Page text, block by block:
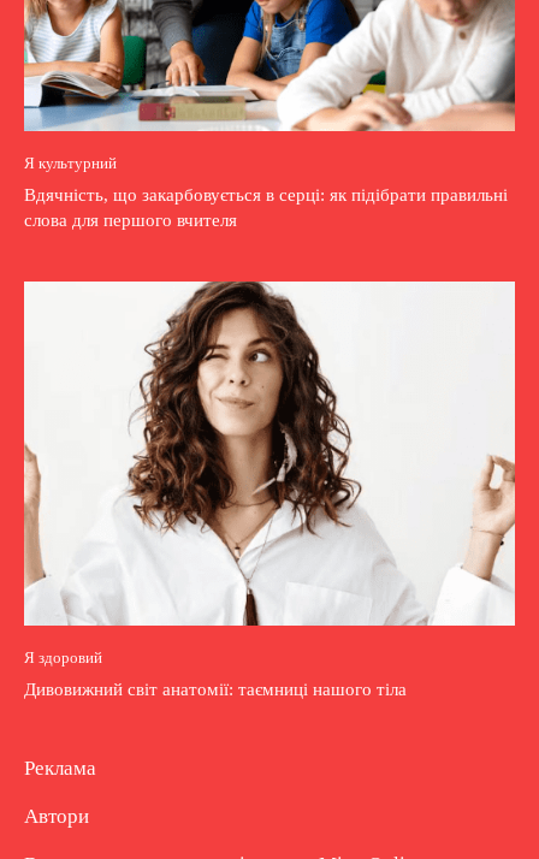
Я культурний
Вдячність, що закарбовується в серці: як підібрати правильні
слова для першого вчителя
Я здоровий
Дивовижний світ анатомії: таємниці нашого тіла
Реклама
Автори